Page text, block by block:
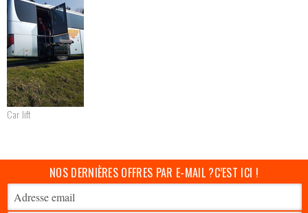
COUPE SPENGLER
DEMANDE D'OFFRE
CATALOGUE
Qui sommes-nous ?
Car lift
NOS DERNIÈRES OFFRES PAR E-MAIL ?C’EST ICI !